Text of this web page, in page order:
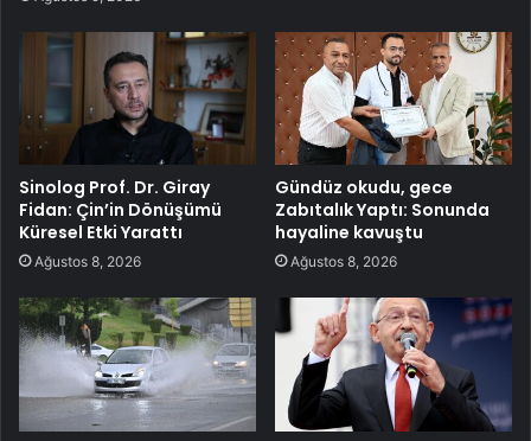
Sinolog Prof. Dr. Giray
Fidan: Çin’in Dönüşümü
Küresel Etki Yarattı
Ağustos 8, 2026
Gündüz okudu, gece
Zabıtalık Yaptı: Sonunda
hayaline kavuştu
Ağustos 8, 2026